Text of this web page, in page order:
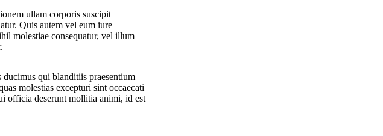
ullam corporis suscipit
Quis autem vel eum iure
molestiae consequatur, vel illum
ducimus qui blanditiis praesentium
molestias excepturi sint occaecati
officia deserunt mollitia animi, id est